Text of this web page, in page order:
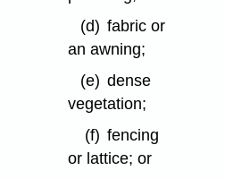
(d) fabric or
an awning;
(e) dense
vegetation;
(f) fencing
or lattice; or